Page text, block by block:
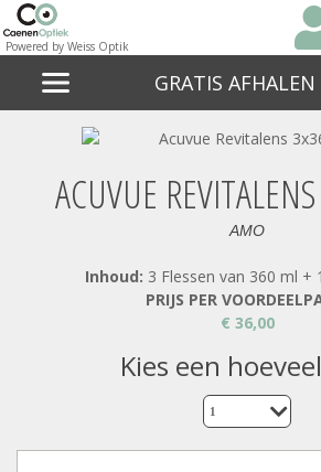
Powered by Weiss Optik
GRATIS
ACUVUE
AMO
Inhoud: 3 Flessen van 360 ml +
PRIJS PER
€ 36,00
kies een
1